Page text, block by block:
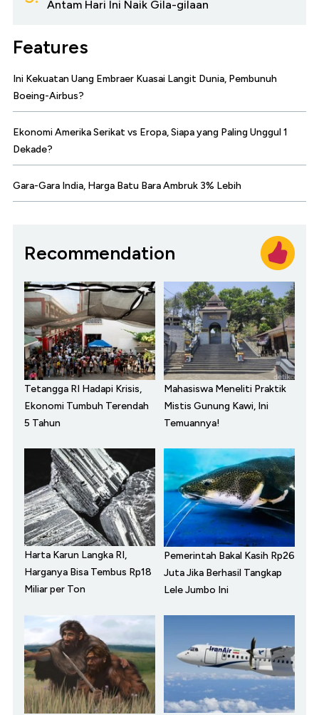
Antam Hari Ini Naik Gila-gilaan
Features
Ini Kekuatan Uang Embraer Kuasai Langit Dunia, Pembunuh
Boeing-Airbus?
Ekonomi Amerika Serikat vs Eropa, Siapa yang Paling Unggul 1
Dekade?
Gara-Gara India, Harga Batu Bara Ambruk 3% Lebih
Recommendation
Tetangga RI Hadapi Krisis,
Ekonomi Tumbuh Terendah
5 Tahun
Mahasiswa Meneliti Praktik
Mistis Gunung Kawi, Ini
Temuannya!
Harta Karun Langka RI,
Harganya Bisa Tembus Rp18
Miliar per Ton
Pemerintah Bakal Kasih Rp26
Juta Jika Berhasil Tangkap
Lele Jumbo Ini